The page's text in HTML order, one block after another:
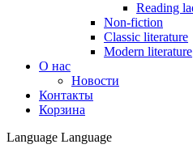
Reading
Non-fiction
Classic literature
Modern literature
О нас
Новости
Контакты
Корзина
Language Language